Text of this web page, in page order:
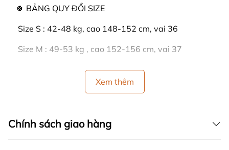
🍀 BẢNG QUY ĐỔI SIZE
️ Size S : 42-48 kg, cao 148-152 cm, vai 36
️ Size M : 49-53 kg , cao 152-156 cm, vai 37
️ Size L : 54-59 kg, cao 156-162 cm, vai: 38
️ Size XL : 60-66 kg, cao 162-166 cm, vai: 39
- GIẶT BẰNG TAY: Lộn bề trái sản phẩm lại, rồi
Xem thêm
Chính sách giao hàng